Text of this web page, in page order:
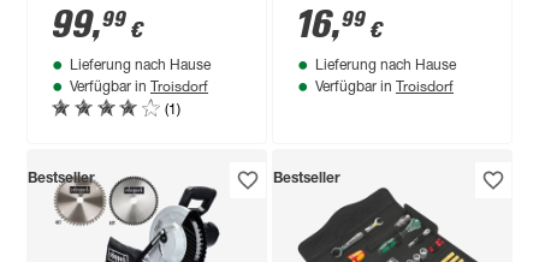
71-teilig
99,99 €
Lieferung nach Hause
Verfügbar in Troisdorf
(1)
Set 1/4" 89-teilig
16,99 €
Lieferung nach Hause
Verfügbar in Troisdorf
Bestseller Bestseller